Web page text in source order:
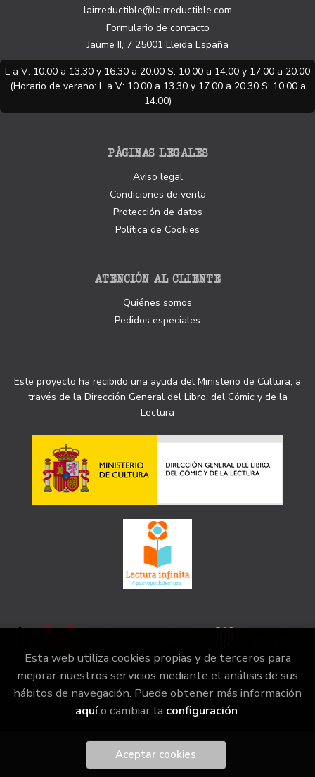
lairreductible@lairreductible.com
Formulario de contacto
Jaume II, 7 25001 Lleida España
L a V: 10.00 a 13.30 y 16.30 a 20.00 S: 10.00 a 14.00 y 17.00 a 20.00
(Horario de verano: L a V: 10.00 a 13.30 y 17.00 a 20.30 S: 10.00 a
14.00)
PÁGINAS LEGALES
Aviso legal
Condiciones de venta
Protección de datos
Política de Cookies
ATENCIÓN AL CLIENTE
Quiénes somos
Pedidos especiales
Este proyecto ha recibido una ayuda del Ministerio de Cultura, a
través de la Dirección General del Libro, del Cómic y de la
Lectura
2026 ©la irreductible . Todos los Derechos Reservados |
Grupo Trevenque
Esta web utiliza cookies propias y de terceros para
mejorar nuestros servicios mediante el análisis de sus
hábitos de navegación. Puede obtener más información
aquío cambiar la configuración.
Aceptar cookies